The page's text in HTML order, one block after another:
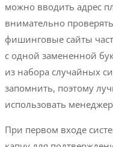
можно вводить адрес
внимательно
фишинговые сайты
с одной замененной
из набора случайных
запомнить, поэтому
использовать
При первом входе